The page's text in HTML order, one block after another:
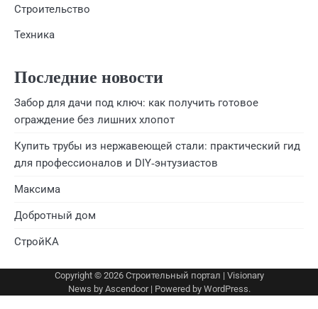
Строительство
Техника
Последние новости
Забор для дачи под ключ: как получить готовое
ограждение без лишних хлопот
Купить трубы из нержавеющей стали: практический гид
для профессионалов и DIY‑энтузиастов
Максима
Добротный дом
СтройКА
Copyright © 2026 Строительный портал | Visionary
News by Ascendoor| Powered by WordPress.